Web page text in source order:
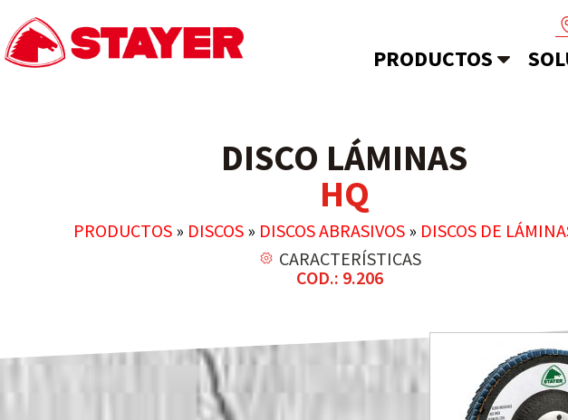
PRODUCTOS
DISCO LÁMINAS
HQ
PRODUCTOS » DISCOS » DISCOS ABRASIVOS » DISCOS DE
CARACTERÍSTICAS
COD.: 9.206